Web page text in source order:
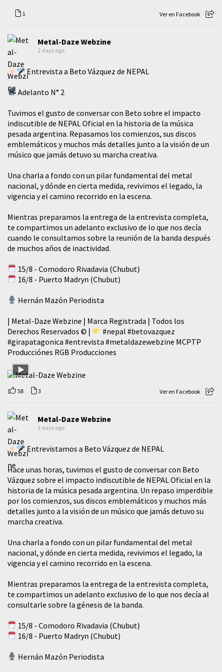
1 Ver en Facebook
Metal-Daze Webzine
2 days ago
Entrevista a Beto Vázquez de NEPAL
Adelanto N° 2
Tuvimos el gusto de conversar con Beto sobre el impacto
indiscutible de NEPAL Oficial en la historia de la música
pesada argentina. Repasamos los comienzos, sus discos
emblemáticos y muchos más detalles junto a la visión de un
músico que jamás detuvo su marcha creativa.
​Una charla a fondo con un pilar fundamental del metal
nacional, y dónde en cierta medida, revivimos el legado, la
vigencia y el camino recorrido en la escena.
Mientras preparamos la entrega de la entrevista completa,
te compartimos un adelanto exclusivo de lo que nos decía
cuando le consultamos sobre la reunión de la banda después
de muchos años de inactividad.
15/8 - Comodoro Rivadavia (Chubut)
16/8 - Puerto Madryn (Chubut)
Hernán Mazón Periodista
| Metal-Daze Webzine | Marca Registrada | Todos los
Derechos Reservados © |
#nepal #betovazquez
#girapatagonica #entrevista #metaldazewebzine MCPTP
Producciónes RGB Producciones
58 3 Ver en Facebook
Metal-Daze Webzine
3 days ago
Entrevistamos a Beto Vázquez de NEPAL
Hace unas horas, tuvimos el gusto de conversar con Beto
Vázquez sobre el impacto indiscutible de NEPAL Oficial en la
historia de la música pesada argentina. Un repaso imperdible
por los comienzos, sus discos emblemáticos y muchos más
detalles junto a la visión de un músico que jamás detuvo su
marcha creativa.
​Una charla a fondo con un pilar fundamental del metal
nacional, y dónde en cierta medida, revivimos el legado, la
vigencia y el camino recorrido en la escena.
Mientras preparamos la entrega de la entrevista completa,
te compartimos un adelanto exclusivo de lo que nos decía al
consultarle sobre la génesis de la banda.
15/8 - Comodoro Rivadavia (Chubut)
16/8 - Puerto Madryn (Chubut)
Hernán Mazón Periodista